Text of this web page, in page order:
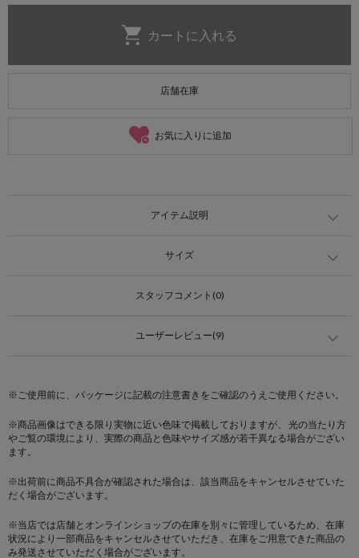
店舗在庫
お気に入りに追加
アイテム説明
サイズ
スタッフコメント(0)
ユーザーレビュー(9)
※ご使用前に、パッケージに記載の注意書きをご確認のうえご使用ください。
※商品画像はできる限り実物に近い色味で掲載しておりますが、 光の当たり方
やご覧の環境により、実際の商品と色味やサイズ感が若干異なる場合がござい
ます。
※出荷前に商品不具合が確認された場合は、該当商品をキャンセルさせていた
だく場合がございます。
※当店では店舗とオンラインショップの在庫を別々に管理しているため、在庫
状況により一部商品をキャンセルさせていただき、在庫をご用意できた商品の
み発送させていただく場合がございます。